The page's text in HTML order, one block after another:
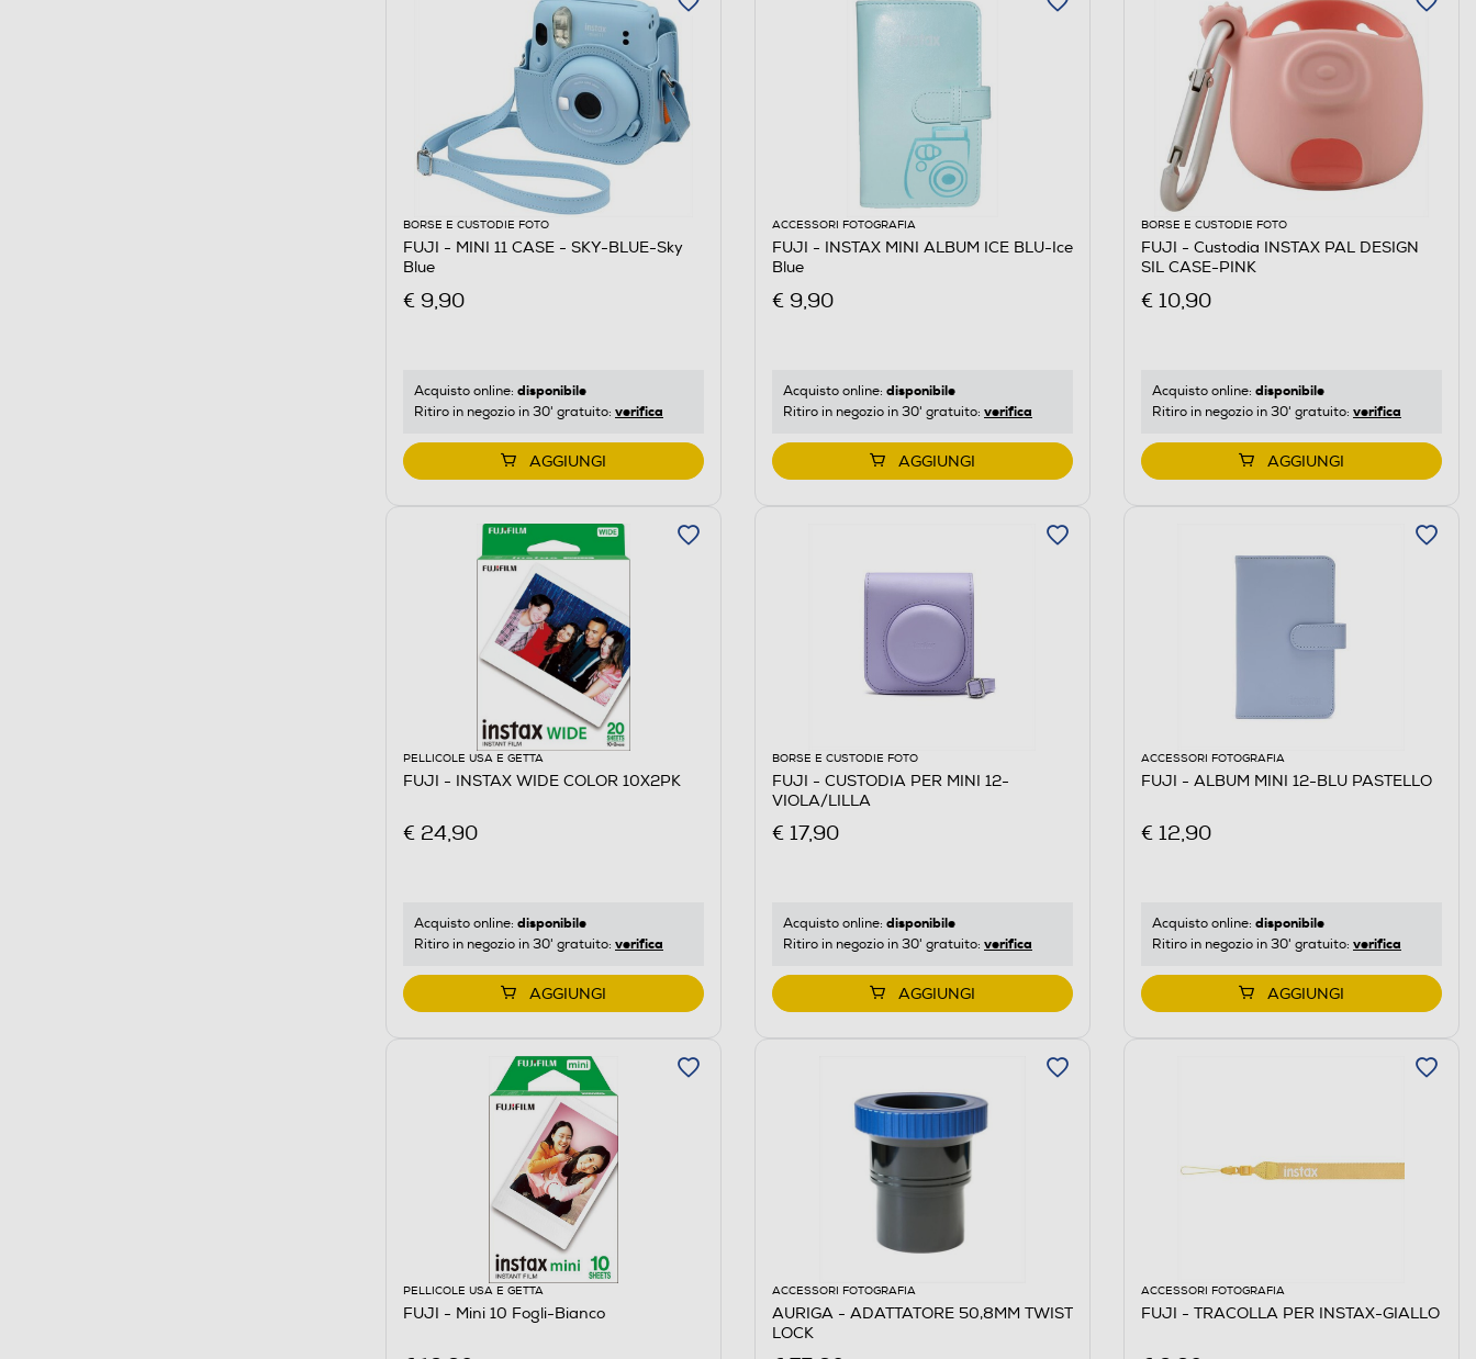
BORSE E CUSTODIE FOTO
FUJI - MINI 11 CASE - SKY-BLUE-Sky
Blue
€ 9,90
Acquisto online: disponibile
Ritiro in negozio in 30' gratuito: verifica
AGGIUNGI
ACCESSORI FOTOGRAFIA
FUJI - INSTAX MINI ALBUM ICE BLU-Ice
Blue
€ 9,90
Acquisto online: disponibile
Ritiro in negozio in 30' gratuito: verifica
AGGIUNGI
BORSE E CUSTODIE FOTO
FUJI - Custodia INSTAX PAL DESIGN
SIL CASE-PINK
€ 10,90
Acquisto online: disponibile
Ritiro in negozio in 30' gratuito: verifica
AGGIUNGI
PELLICOLE USA E GETTA
FUJI - INSTAX WIDE COLOR 10X2PK
€ 24,90
Acquisto online: disponibile
Ritiro in negozio in 30' gratuito: verifica
AGGIUNGI
BORSE E CUSTODIE FOTO
FUJI - CUSTODIA PER MINI 12-
VIOLA/LILLA
€ 17,90
Acquisto online: disponibile
Ritiro in negozio in 30' gratuito: verifica
AGGIUNGI
ACCESSORI FOTOGRAFIA
FUJI - ALBUM MINI 12-BLU PASTELLO
€ 12,90
Acquisto online: disponibile
Ritiro in negozio in 30' gratuito: verifica
AGGIUNGI
PELLICOLE USA E GETTA
FUJI - Mini 10 Fogli-Bianco
ACCESSORI FOTOGRAFIA
AURIGA - ADATTATORE 50,8MM TWIST
LOCK
ACCESSORI FOTOGRAFIA
FUJI - TRACOLLA PER INSTAX-GIALLO